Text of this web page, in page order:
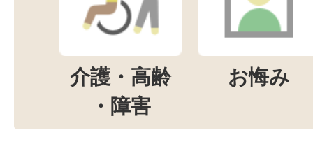
介護・高齢
・障害
お悔み